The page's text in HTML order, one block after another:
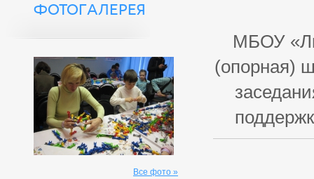
ФОТОГАЛЕРЕЯ
Все фото »
МБОУ
(опорная)